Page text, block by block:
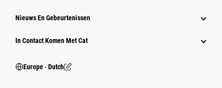
Nieuws En Gebeurtenissen
In Contact Komen Met Cat
Europe ‧ Dutch